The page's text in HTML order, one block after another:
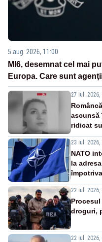
5 aug. 2026, 11:00
MI6, desemnat cel mai
Europa. Care sunt
27 iul. 2026,
ascunsă
ridicat
23 iul. 2026,
NATO
la
22 iul. 2026,
droguri,
22 iul. 2026,